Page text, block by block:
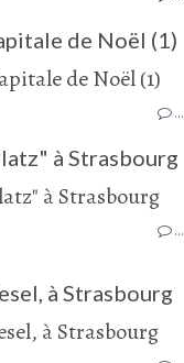
de Noël (1)
…
à Strasbourg
…
à Strasbourg